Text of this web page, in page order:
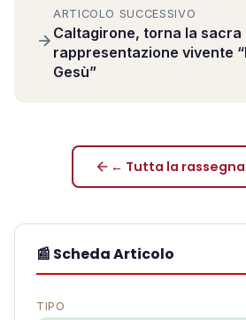
ARTICOLO SUCCESSIVO
Caltagirone, torna la sacra
rappresentazione vivente
Gesù”
← Tutta la
📰 Scheda Articolo
TIPO